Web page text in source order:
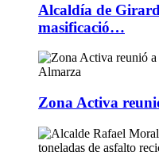
Alcaldía de
masificació…
Zona Activa